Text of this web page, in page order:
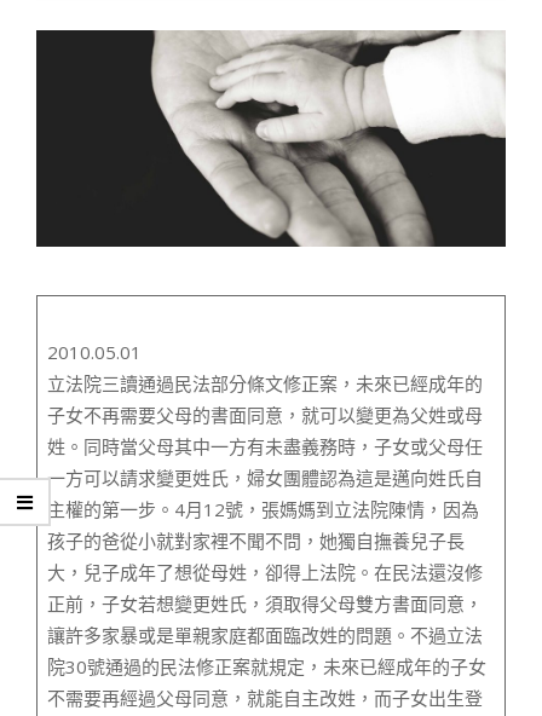
2010.05.01
立法院三讀通過民法部分條文修正案，未來已經成年的
子女不再需要父母的書面同意，就可以變更為父姓或母
姓。同時當父母其中一方有未盡義務時，子女或父母任
一方可以請求變更姓氏，婦女團體認為這是邁向姓氏自
主權的第一步。4月12號，張媽媽到立法院陳情，因為
孩子的爸從小就對家裡不聞不問，她獨自撫養兒子長
大，兒子成年了想從母姓，卻得上法院。在民法還沒修
正前，子女若想變更姓氏，須取得父母雙方書面同意，
讓許多家暴或是單親家庭都面臨改姓的問題。不過立法
院30號通過的民法修正案就規定，未來已經成年的子女
不需要再經過父母同意，就能自主改姓，而子女出生登